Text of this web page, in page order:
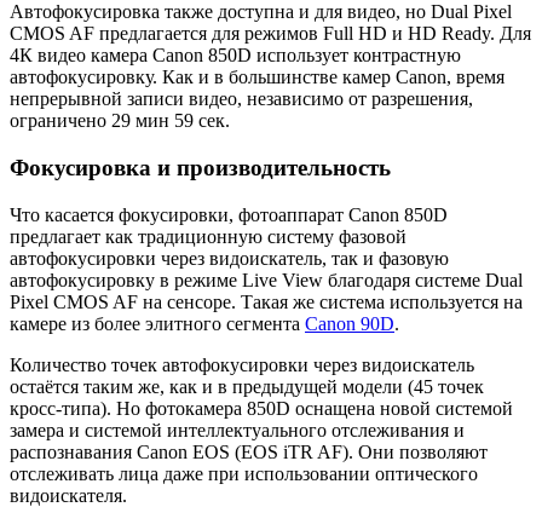
Автофокусировка также доступна и для видео, но Dual Pixel
CMOS AF предлагается для режимов Full HD и HD Ready. Для
4К видео камера Canon 850D использует контрастную
автофокусировку. Как и в большинстве камер Canon, время
непрерывной записи видео, независимо от разрешения,
ограничено 29 мин 59 сек.
Фокусировка и производительность
Что касается фокусировки, фотоаппарат Canon 850D
предлагает как традиционную систему фазовой
автофокусировки через видоискатель, так и фазовую
автофокусировку в режиме Live View благодаря системе Dual
Pixel CMOS AF на сенсоре. Такая же система используется на
камере из более элитного сегмента Canon 90D.
Количество точек автофокусировки через видоискатель
остаётся таким же, как и в предыдущей модели (45 точек
кросс-типа). Но фотокамера 850D оснащена новой системой
замера и системой интеллектуального отслеживания и
распознавания Canon EOS (EOS iTR AF). Они позволяют
отслеживать лица даже при использовании оптического
видоискателя.